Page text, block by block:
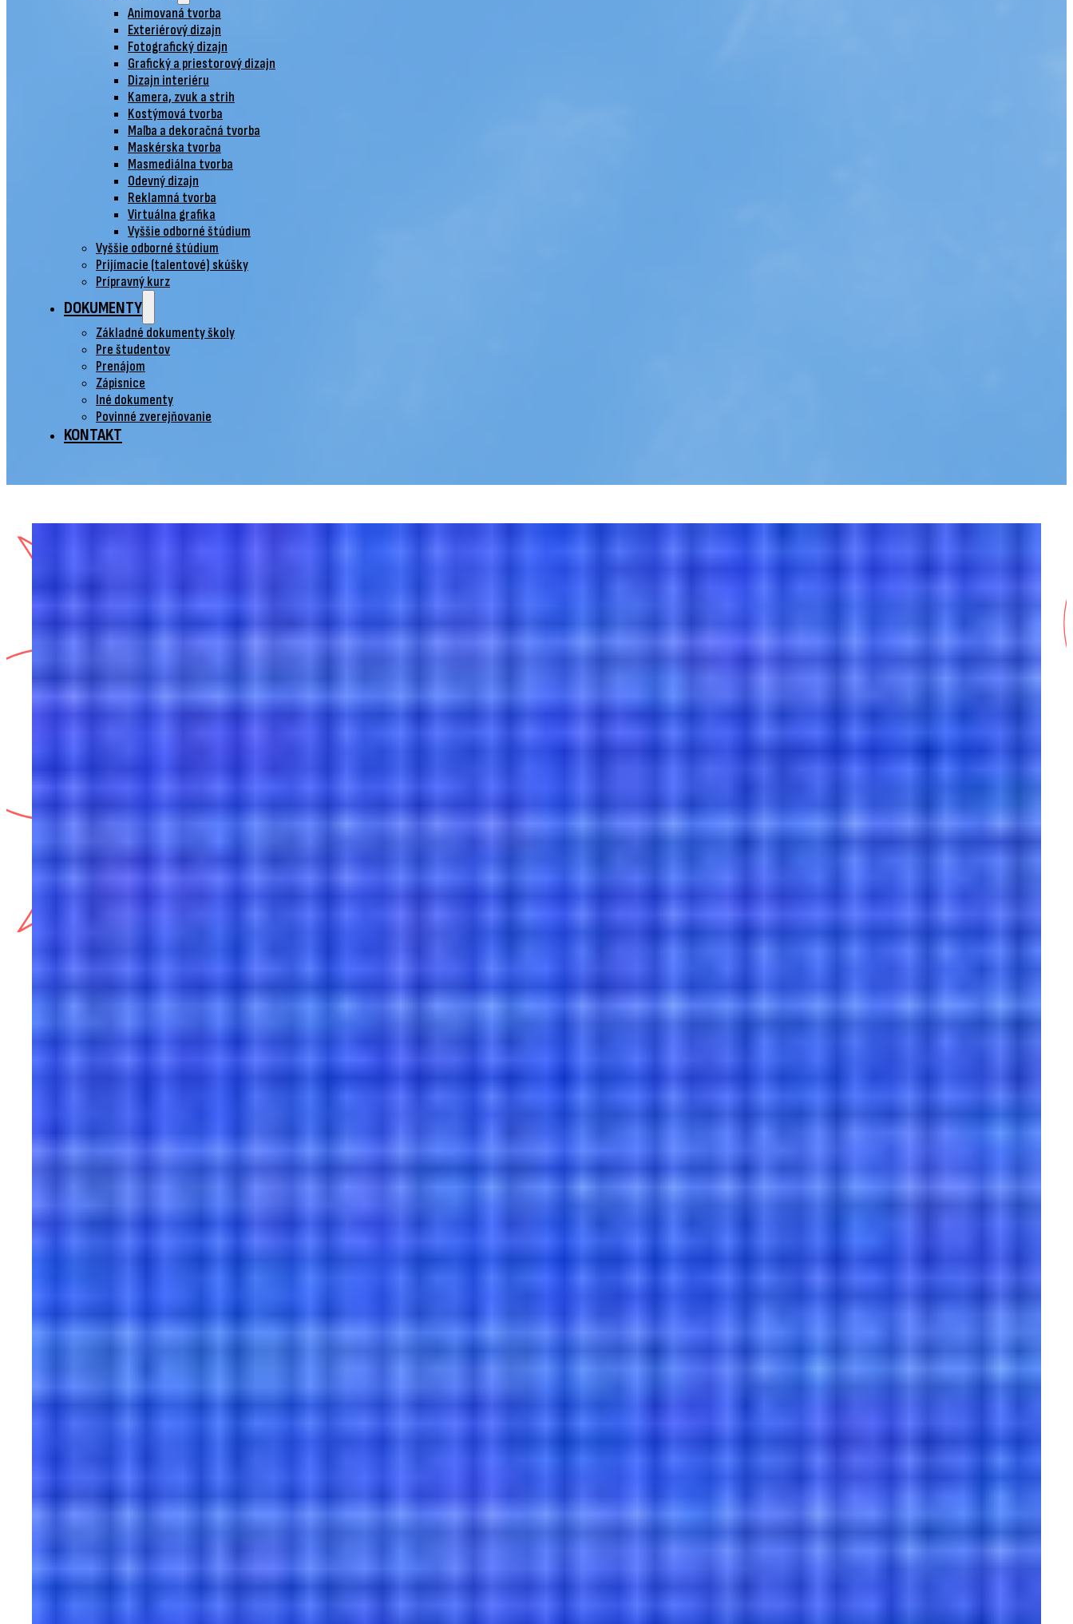
Animovaná tvorba
Exteriérový dizajn
Fotografický dizajn
Grafický a priestorový dizajn
Dizajn interiéru
Kamera, zvuk a strih
Kostýmová tvorba
Maľba a dekoračná tvorba
Maskérska tvorba
Masmediálna tvorba
Odevný dizajn
Reklamná tvorba
Virtuálna grafika
Vyššie odborné štúdium
Vyššie odborné štúdium
Prijímacie (talentové) skúšky
Prípravný kurz
DOKUMENTY
Základné dokumenty školy
Pre študentov
Prenájom
Zápisnice
Iné dokumenty
Povinné zverejňovanie
KONTAKT